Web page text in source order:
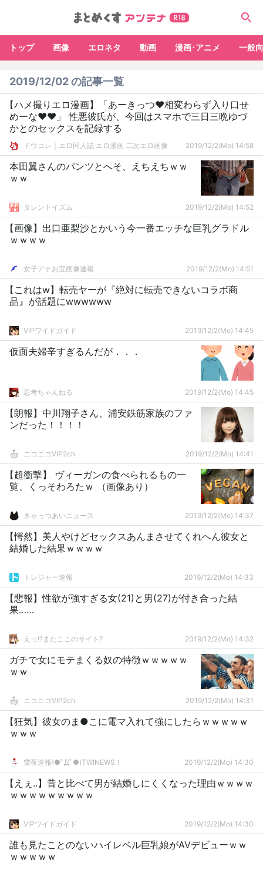
トップ 画像 エロネタ 動画 漫画･アニメ 一般
2019/12/02 の記事一覧
【ハメ撮りエロ漫画】「あーきっつ♥相変わらず入り口せ
めーな♥♥」 性悪彼氏が、今回はスマホで三日三晩ゆづ
かとのセックスを記録する
ドウコレ｜エロ同人誌 エロ漫画 二次エロ画像 2019/12/2(Mo) 14:58
本田翼さんのパンツとへそ、えちえちｗｗ
ｗｗ
タレントイズム 2019/12/2(Mo) 14:52
【画像】出口亜梨沙とかいう今一番エッチな巨乳グラドル
ｗｗｗｗ
女子アナお宝画像速報 2019/12/2(Mo) 14:51
【これはw】転売ヤーが『絶対に転売できないコラボ商
品』が話題にwwwwww
VIPワイドガイド 2019/12/2(Mo) 14:45
仮面夫婦辛すぎるんだが．．．
思考ちゃんねる 2019/12/2(Mo) 14:45
【朗報】中川翔子さん、浦安鉄筋家族のファ
ンだった！！！！
ニコニコVIP2ch 2019/12/2(Mo) 14:41
【超衝撃】 ヴィーガンの食べられるもの一
覧、くっそわろたｗ （画像あり）
きゃっつあいニュース 2019/12/2(Mo) 14:37
【愕然】美人やけどセックスあんまさせてくれへん彼女と
結婚した結果ｗｗｗｗ
トレジャー速報 2019/12/2(Mo) 14:33
【悲報】性欲が強すぎる女(21)と男(27)が付き合った結
果……
えっ!?またここのサイト? 2019/12/2(Mo) 14:32
ガチで女にモテまくる奴の特徴ｗｗｗｗｗ
ｗｗ
ニコニコVIP2ch 2019/12/2(Mo) 14:31
【狂気】彼女のま●こに電マ入れて強にしたらｗｗｗｗｗ
ｗｗｗ
雪夜速報(●ﾟДﾟ●)TWINEWS！ 2019/12/2(Mo) 14:30
【えぇ..】昔と比べて男が結婚しにくくなった理由ｗｗｗｗ
ｗｗｗｗｗｗｗｗｗ
VIPワイドガイド 2019/12/2(Mo) 14:30
誰も見たことのないハイレベル巨乳娘がAVデビューｗｗ
ｗｗｗｗｗ